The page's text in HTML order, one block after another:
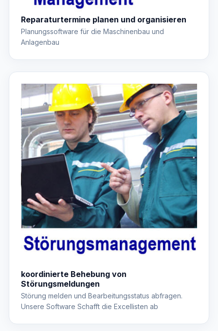
Reparaturtermine planen und organisieren
Planungssoftware für die Maschinenbau und
Anlagenbau
koordinierte Behebung von
Störungsmeldungen
Störung melden und Bearbeitungsstatus abfragen.
Unsere Software Schafft die Excellisten ab